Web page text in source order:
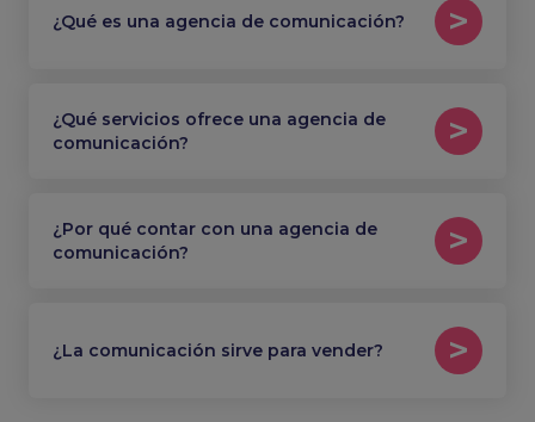
¿Qué es una agencia de comunicación?
¿Qué servicios ofrece una agencia de
comunicación?
¿Por qué contar con una agencia de
comunicación?
¿La comunicación sirve para vender?